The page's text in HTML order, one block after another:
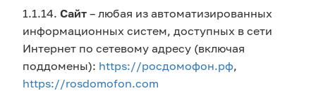
1.1.14. Сайт – любая из автоматизированных
информационных систем, доступных в сети
Интернет по сетевому адресу (включая
поддомены): https://росдомофон.рф,
https://rosdomofon.com